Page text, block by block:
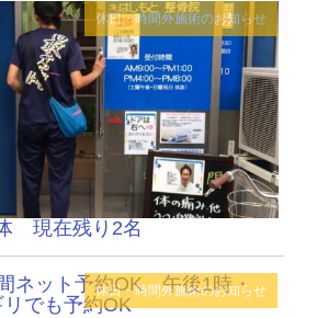
休日・時間外施術のお知らせ
現在残り2名
休日・時間外施術のお知らせ
ネット予約OK 午後1時・
でも予約OK